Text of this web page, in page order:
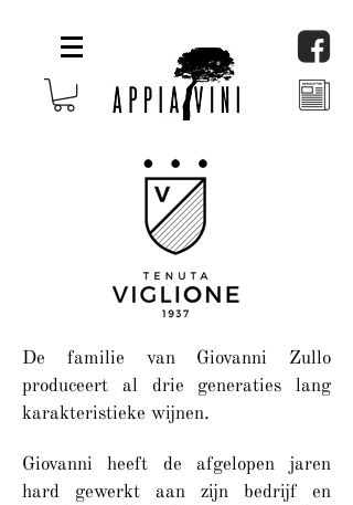
De familie van Giovanni Zullo
produceert al drie generaties lang
karakteristieke wijnen.
Giovanni heeft de afgelopen jaren
hard gewerkt aan zijn bedrijf en